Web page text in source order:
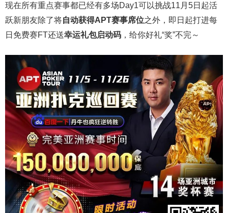
现在所有重点赛事都已经有多场Day1可以挑战11月5日起活
跃新朋友除了将自动获得APT赛事席位之外，即日起打进每
日免费赛FT还送幸运礼包启动码 ，给你好礼“奖”不完～